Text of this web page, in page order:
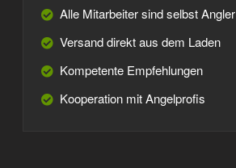
Alle Mitarbeiter sind selbst Angler
Versand direkt aus dem Laden
Kompetente Empfehlungen
Kooperation mit Angelprofis